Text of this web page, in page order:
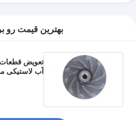
Blog
الان چت کن
بهترين قيمت رو
تعویض
آب لاستیکی